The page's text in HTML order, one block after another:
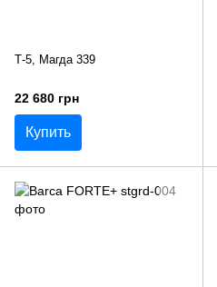
Т-5, Магда 339
22 680 грн
Купить